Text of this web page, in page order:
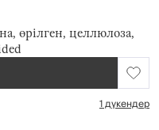
өрілген, целлюлоза,
1 дүкендер